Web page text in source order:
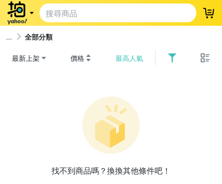
登
全部分類
最新上架 價格 最高人氣
找不到商品嗎？換換其他條件吧！